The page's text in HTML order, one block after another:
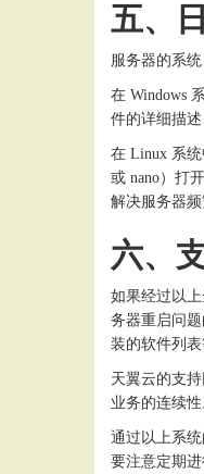
五、
服务器的系
在 Windows
件的详细描
在 Linux 系统
或 nano）打
解决服务器频
六、
如果经过以
务器重启问
装的软件列
天翼云的支
业务的连续性
通过以上系
要注意定期